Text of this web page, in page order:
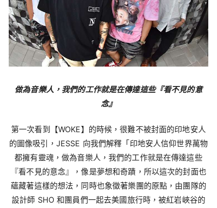
做為音樂人，我們的工作就是在傳達這些『看不見的意
念』
第一次看到【WOKE】的時候，很難不被封面的印地安人
的圖像吸引，JESSE 向我們解釋「印地安人信仰世界萬物
都擁有靈魂，做為音樂人，我們的工作就是在傳達這些
『看不見的意念』，像是夢想和奇蹟，所以這次的封面也
蘊藏著這樣的想法，同時也象徵著樂團的原點，由團隊的
設計師 SHO 和團員們一起去美國旅行時，被紅岩峽谷的